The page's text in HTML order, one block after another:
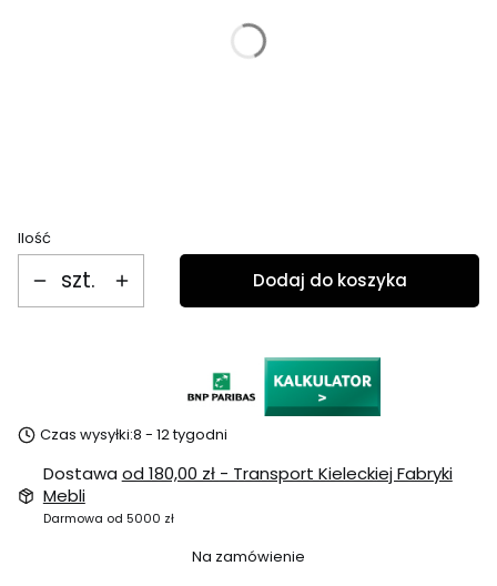
Ilość
szt. Dodaj do koszyka
Czas wysyłki:8 - 12 tygodni
Dostawa od 180,00 zł - Transport Kieleckiej Fabryki
Mebli
Darmowa od 5000 zł
Na zamówienie